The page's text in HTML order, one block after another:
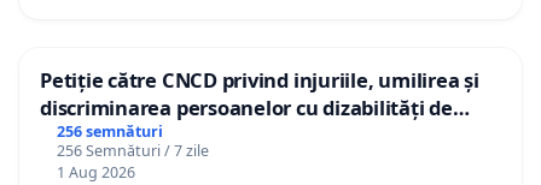
Petiție către CNCD privind injuriile, umilirea și
discriminarea persoanelor cu dizabilități de
către utilizatorul TikTok „Gorici”
256 semnături
256 Semnături / 7 zile
1 Aug 2026